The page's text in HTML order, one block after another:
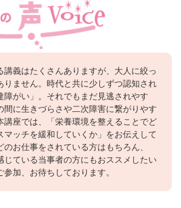
講義はたくさんありますが、大人に絞っ
りません。時代と共に少しずつ認知され
障がい」。それでもまだ見逃されやす
間に生きづらさや二次障害に繋がりやす
講座では、「栄養環境を整えることでど
マッチを緩和していくか」をお伝えして
お仕事をされている方はもちろん、
じている当事者の方にもおススメしたい
加、お待ちしております。